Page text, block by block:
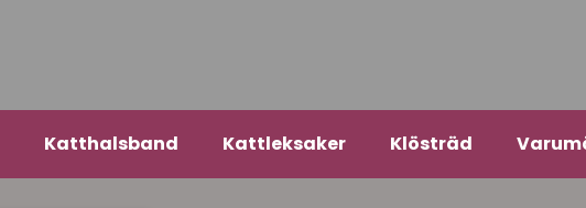
Katthalsband Kattleksaker Klösträd